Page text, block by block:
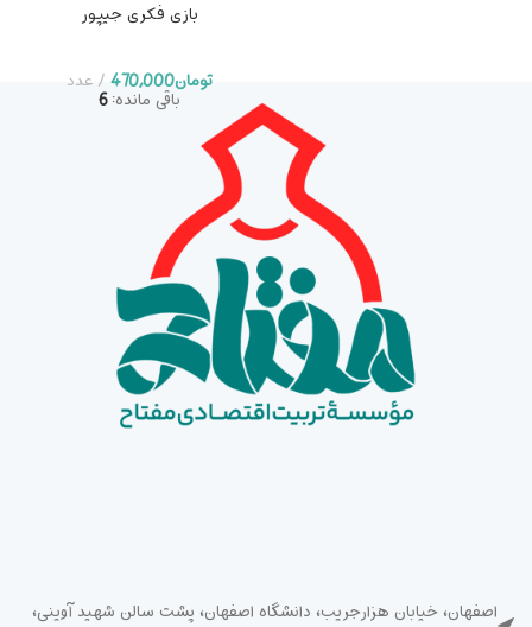
بازی فکری جیپور
تومان470,000 عدد
باقی مانده:6
اصفهان، خیابان هزارجریب، دانشگاه اصفهان، پشت سالن شهید آوینی،